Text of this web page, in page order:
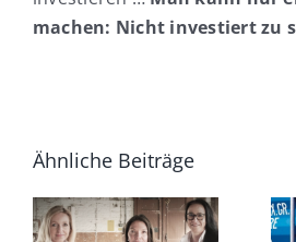
machen: Nicht investiert zu
Ähnliche Beiträge
ohne sie…
Oder